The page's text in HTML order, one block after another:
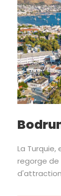
La
regorge de